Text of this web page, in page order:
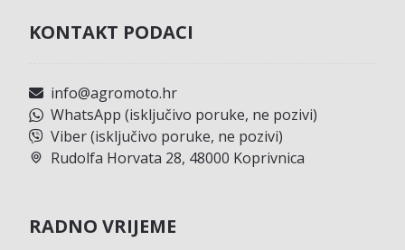
KONTAKT PODACI
info@agromoto.hr
WhatsApp (isključivo poruke, ne pozivi)
Viber (isključivo poruke, ne pozivi)
Rudolfa Horvata 28, 48000 Koprivnica
RADNO VRIJEME